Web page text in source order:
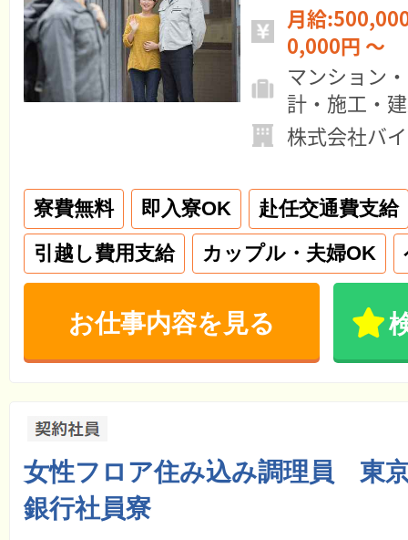
月給:500,000円 ～
0,000円 ～
マンション
計・施工・
株式会社バ
寮費無料 即入寮OK
赴任交通費支給
引越し費用支給
カップル・夫婦OK
お仕事内容を見る
女性フロア住み込み調理員 東
銀行社員寮